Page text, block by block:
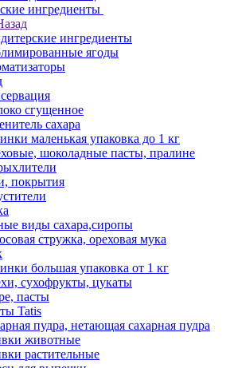
ингредиенты
ингредиенты
ягоды
сгущенное
сахара
маленькая упаковка до 1 кг
шоколадные пасты, пралине
покрытия
виды сахара,сиропы
стружка, ореховая мука
большая упаковка от 1 кг
сухофрукты, цукаты
пасты
Tatis
пудра, нетающая сахарная пудра
животные
растительные